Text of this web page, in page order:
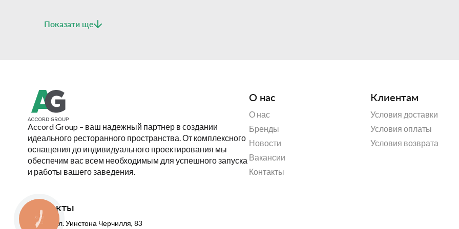
Посуда Porland была
которые имеют множество
посуды в сочетании с
Seasons позволяют
атмосферные явления и
характер, а также в
Показати ще
Accord Group – ваш надежный партнер в создании
идеального ресторанного пространства. От комплексного
оснащения до индивидуального проектирования мы
обеспечим вас всем необходимым для успешного запуска
и работы вашего заведения.
О нас
О нас
Бренды
Новости
Вакансии
Контакты
Клиентам
Условия доставки
Условия оплаты
Условия возврата
Контакты
Киев, ул. Уинстона Черчилля, 83
КНОПКА
СВЯЗИ